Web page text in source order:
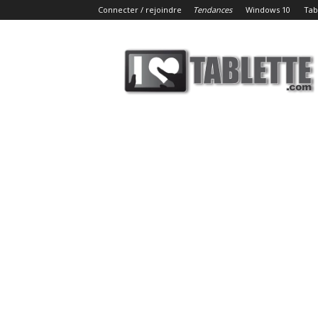
Connecter / rejoindre Tendances Windows 10